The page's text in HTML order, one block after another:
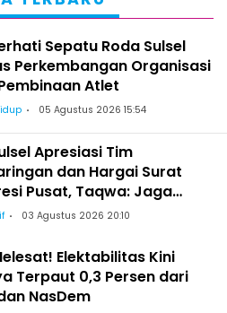
Sepatu Roda Sulsel
Perkembangan Organisasi
Atlet
05 Agustus 2026 15:54
Apresiasi Tim
dan Hargai Surat
Pusat, Taqwa: Jaga
Kebersamaan
03 Agustus 2026 20:10
Elektabilitas Kini
Terpaut 0,3 Persen dari
NasDem